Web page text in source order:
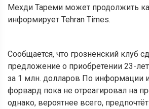
Мехди Тареми может продолжить
информирует Tehran Times.
Сообщается, что грозненский клуб
предложение о приобретении 23-
за 1 млн. долларов По информации
форвард пока не отреагировал на
однако, вероятнее всего,